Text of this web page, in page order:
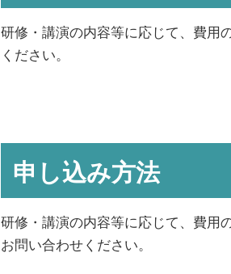
研修・講演の内容等に応じて、費用
ください。
申し込み方法
研修・講演の内容等に応じて、費用
お問い合わせください。